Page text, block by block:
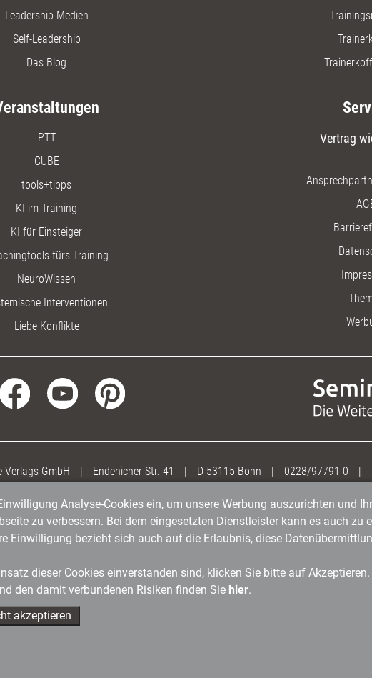
Leadership-Medien
Self-Leadership
Das Blog
PTT
CUBE
tools+tipps
KI im Training
KI für Einsteiger
fürs Training
NeuroWissen
Interventionen
Liebe Konflikte
Vertrag
Verlags GmbH | Endenicher Str. 41 | D-53115 Bonn | 0228/97791-0 |
Analyse-Cookies ein, um unsere Werbung auszurichten und
zu verbessern. Bei dem eingesetzten Dienstleister kann es auch zu
Einwilligung bezieht sich auch auf die Erlaubnis, diese
dieser Cookies einverstanden sind, klicken Sie bitte auf
den damit verbundenen Risiken finden Sie hier.
akzeptieren